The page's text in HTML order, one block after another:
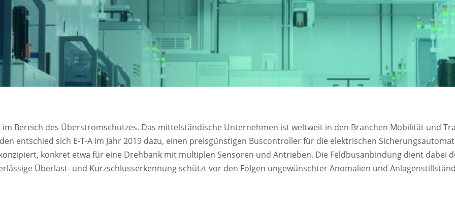
Bereich des Überstromschutzes. Das mittelständische Unternehmen ist weltweit in den Branchen Mobilität und
entschied sich E-T-A im Jahr 2019 dazu, einen preisgünstigen Buscontroller für die elektrischen
konkret etwa für eine Drehbank mit multiplen Sensoren und Antrieben. Die Feldbusanbindung dient dabei
Überlast- und Kurzschlusserkennung schützt vor den Folgen ungewünschter Anomalien und